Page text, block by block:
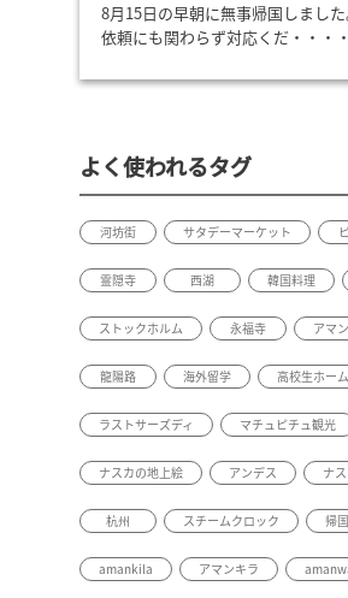
8月15日の早朝に無事帰国しまし
依頼にも関わらず対応くだ・・・・
よく使われるタグ
河坊街 サタデーマーケット
霊隠寺 西湖 韓国料理
ストックホルム 永福寺 アマ
龍陽路 海外留学 高校生ホー
ラストサーズディ マチュピチュ観光
ナスカの地上絵 アンデス ナ
杭州 スチームクロック 帰
amankila アマンキラ